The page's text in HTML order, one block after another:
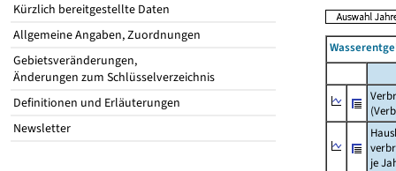
Kürzlich bereitgestellte Daten
Allgemeine Angaben, Zuordnungen
Gebietsveränderungen,
Änderungen zum Schlüsselverzeichnis
Definitionen und Erläuterungen
Newsletter
je